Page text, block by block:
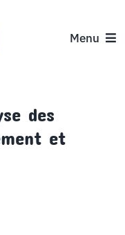
Menu
des
et